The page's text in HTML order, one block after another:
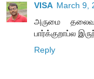
VISA March 9,
அருமை
பார்க்குறாப்ல
Reply